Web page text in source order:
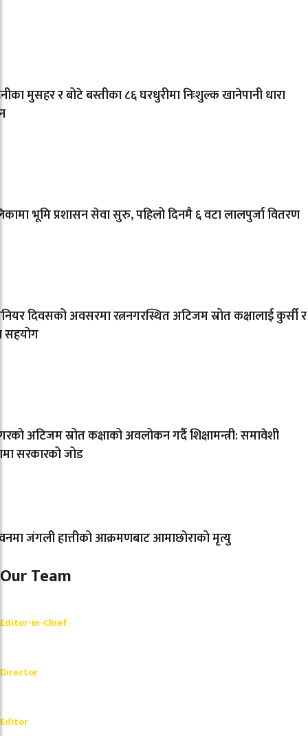
मुसहर र बोटे बस्तीका ८६ घरधुरीमा निःशुल्क खानेपानी धारा
भूमि प्रशासन सेवा सुरु, पहिलो दिनमै ६ वटा लालपुर्जा वितरण
दिवसको अवसरमा रत्ननगरस्थित अटिजम स्रोत कक्षालाई कुर्सी र
अटिजम स्रोत कक्षाको अवलोकन गर्दै शिक्षामन्त्री: समावेशी
सरकारको जोड
जंगली हात्तीको आक्रमणबाट आमाछोराको मृत्यु
Our Team
Editor-in-Chief
Director
Editor